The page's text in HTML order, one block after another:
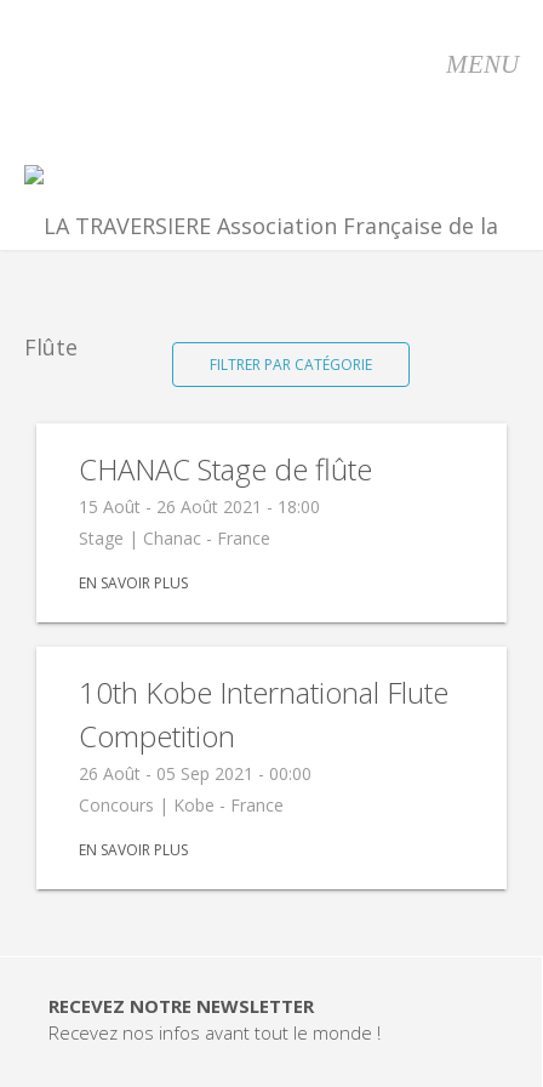
MENU
FILTRER PAR CATÉGORIE
CHANAC Stage de flûte
15 Août - 26 Août 2021 - 18:00
Stage | Chanac - France
EN SAVOIR PLUS
10th Kobe International Flute
Competition
26 Août - 05 Sep 2021 - 00:00
Concours | Kobe - France
EN SAVOIR PLUS
RECEVEZ NOTRE NEWSLETTER
Recevez nos infos avant tout le monde !